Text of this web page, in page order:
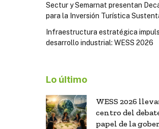
Sectur y Semarnat presentan
para la Inversión Turística
Infraestructura estratégica
desarrollo industrial: WESS 2026
Lo último
WESS 2026
centro del
papel de la